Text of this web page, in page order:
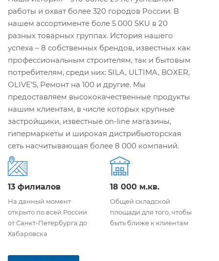
работы и охват более 320 городов России. В
нашем ассортименте боле 5 000 SKU в 20
разных товарных группах. История нашего
успеха – 8 собственных брендов, известных как
профессиональным строителям, так и бытовым
потребителям, среди них: SILA, ULTIMA, BOXER,
OLIVE’S, Ремонт на 100 и другие. Мы
предоставляем высококачественные продукты
нашим клиентам, в числе которых крупные
застройщики, известные on-line магазины,
гипермаркеты и широкая дистрибьюторская
сеть насчитывающая более 8 000 компаний.
13 филиалов
На данный момент
открыто по всей России
от Санкт-Петербурга до
Хабаровска
18 000 м.кв.
Общей складской
площади для того, чтобы
быть ближе к клиентам